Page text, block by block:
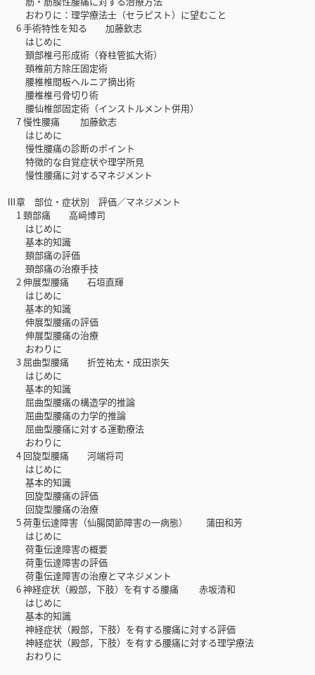
おわりに：理学療法士（セラピスト）に望むこと
6 手術特性を知る 加藤欽志
はじめに
頚部椎弓形成術（脊柱管拡大術）
頚椎前方除圧固定術
腰椎椎間板ヘルニア摘出術
腰椎椎弓骨切り術
腰仙椎部固定術（インストルメント併用）
7 慢性腰痛 加藤欽志
はじめに
慢性腰痛の診断のポイント
特徴的な自覚症状や理学所見
慢性腰痛に対するマネジメント
Ⅲ章 部位・症状別 評価／マネジメント
1 頚部痛 高﨑博司
はじめに
基本的知識
頚部痛の評価
頚部痛の治療手技
2 伸展型腰痛 石垣直輝
はじめに
基本的知識
伸展型腰痛の評価
伸展型腰痛の治療
おわりに
3 屈曲型腰痛 折笠祐太・成田崇矢
はじめに
基本的知識
屈曲型腰痛の構造学的推論
屈曲型腰痛の力学的推論
屈曲型腰痛に対する運動療法
おわりに
4 回旋型腰痛 河端将司
はじめに
基本的知識
回旋型腰痛の評価
回旋型腰痛の治療
5 荷重伝達障害（仙腸関節障害の一病態） 蒲田和芳
はじめに
荷重伝達障害の概要
荷重伝達障害の評価
荷重伝達障害の治療とマネジメント
6 神経症状（殿部，下肢）を有する腰痛 赤坂清和
はじめに
基本的知識
神経症状（殿部，下肢）を有する腰痛に対する評価
神経症状（殿部，下肢）を有する腰痛に対する理学療法
おわりに